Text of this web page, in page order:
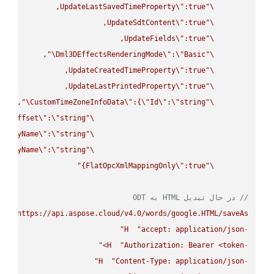
\"
UpdateLastSavedTimeProperty\"
\"
UpdateSdtContent\"
\"
UpdateFields\"
\"
Dml3DEffectsRenderingMode\" :\" Basic
\"
\"
UpdateCreatedTimeProperty\"
\"
UpdateLastPrintedProperty\"
\"
CustomTimeZoneInfoData\" :{\"Id\" :\"string
\"
\"
\" :\"string
\"
\" :\"string
\"
\" :\"string
\"
FlatOpcXmlMappingOnly\" :true}"
// در حال تبدیل HTML به ODT
"https://api.aspose.cloud/v4.0/words/google.HTML/saveAs"
-
H
"accept: application/json"
-
H
"Authorization: Bearer <token>"
-
H
"Content-Type: application/json"